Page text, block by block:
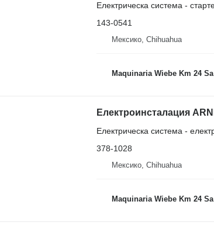
Електрическа система -
143-0541
Мексико, Chihuahua
Maquinaria Wiebe Km 24 Sa
Електроинсталация
Електрическа система -
378-1028
Мексико, Chihuahua
Maquinaria Wiebe Km 24 Sa